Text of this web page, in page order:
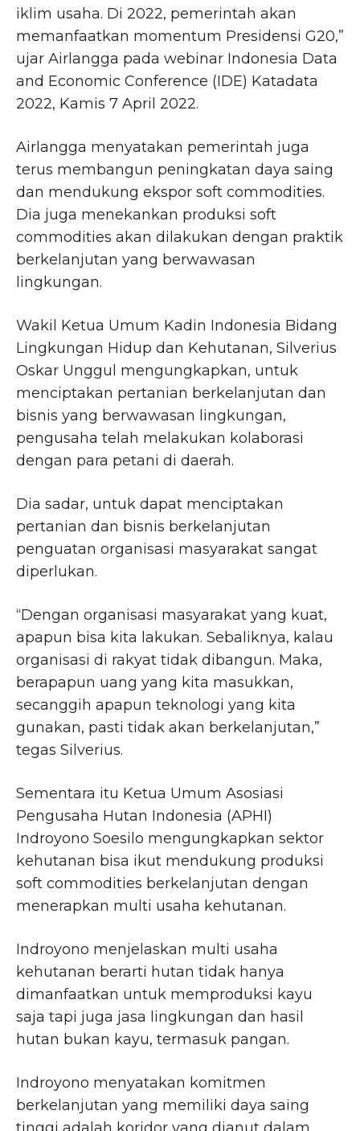
iklim usaha. Di 2022, pemerintah akan
memanfaatkan momentum Presidensi G20,”
ujar Airlangga pada webinar Indonesia Data
and Economic Conference (IDE) Katadata
2022, Kamis 7 April 2022.
Airlangga menyatakan pemerintah juga
terus membangun peningkatan daya saing
dan mendukung ekspor soft commodities.
Dia juga menekankan produksi soft
commodities akan dilakukan dengan praktik
berkelanjutan yang berwawasan
lingkungan.
Wakil Ketua Umum Kadin Indonesia Bidang
Lingkungan Hidup dan Kehutanan, Silverius
Oskar Unggul mengungkapkan, untuk
menciptakan pertanian berkelanjutan dan
bisnis yang berwawasan lingkungan,
pengusaha telah melakukan kolaborasi
dengan para petani di daerah.
Dia sadar, untuk dapat menciptakan
pertanian dan bisnis berkelanjutan
penguatan organisasi masyarakat sangat
diperlukan.
“Dengan organisasi masyarakat yang kuat,
apapun bisa kita lakukan. Sebaliknya, kalau
organisasi di rakyat tidak dibangun. Maka,
berapapun uang yang kita masukkan,
secanggih apapun teknologi yang kita
gunakan, pasti tidak akan berkelanjutan,”
tegas Silverius.
Sementara itu Ketua Umum Asosiasi
Pengusaha Hutan Indonesia (APHI)
Indroyono Soesilo mengungkapkan sektor
kehutanan bisa ikut mendukung produksi
soft commodities berkelanjutan dengan
menerapkan multi usaha kehutanan.
Indroyono menjelaskan multi usaha
kehutanan berarti hutan tidak hanya
dimanfaatkan untuk memproduksi kayu
saja tapi juga jasa lingkungan dan hasil
hutan bukan kayu, termasuk pangan.
Indroyono menyatakan komitmen
berkelanjutan yang memiliki daya saing